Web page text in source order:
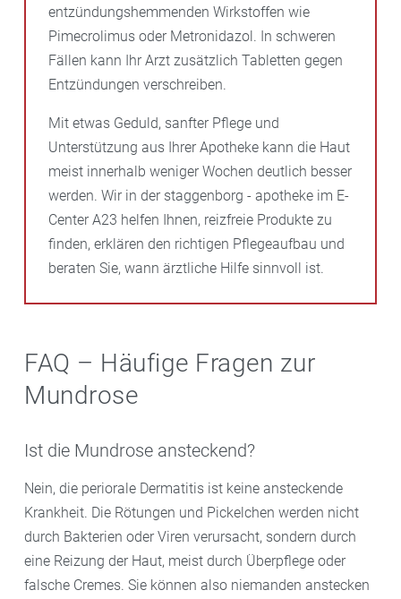
entzündungshemmenden Wirkstoffen wie
Pimecrolimus oder Metronidazol. In schweren
Fällen kann Ihr Arzt zusätzlich Tabletten gegen
Entzündungen verschreiben.
Mit etwas Geduld, sanfter Pflege und
Unterstützung aus Ihrer Apotheke kann die Haut
meist innerhalb weniger Wochen deutlich besser
werden. Wir in der staggenborg - apotheke im E-
Center A23 helfen Ihnen, reizfreie Produkte zu
finden, erklären den richtigen Pflegeaufbau und
beraten Sie, wann ärztliche Hilfe sinnvoll ist.
FAQ – Häufige Fragen zur
Mundrose
Ist die Mundrose ansteckend?
Nein, die periorale Dermatitis ist keine ansteckende
Krankheit. Die Rötungen und Pickelchen werden nicht
durch Bakterien oder Viren verursacht, sondern durch
eine Reizung der Haut, meist durch Überpflege oder
falsche Cremes. Sie können also niemanden anstecken